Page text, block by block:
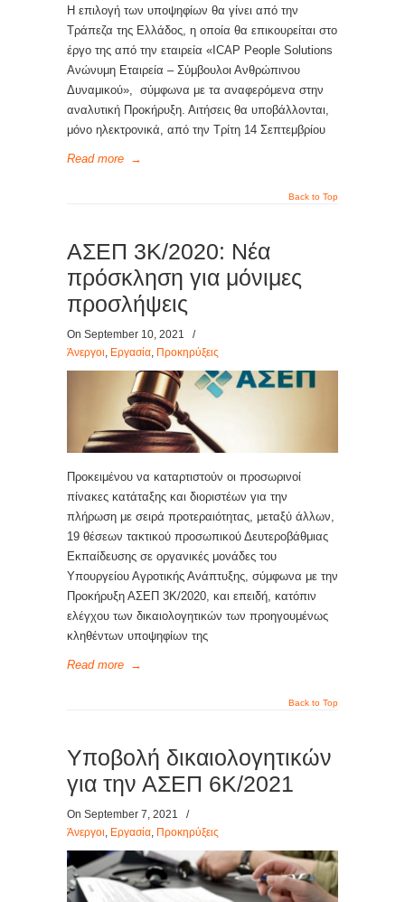
Η επιλογή των υποψηφίων θα γίνει από την
Τράπεζα της Ελλάδος, η οποία θα επικουρείται στο
έργο της από την εταιρεία «ICAP People Solutions
Ανώνυμη Εταιρεία – Σύμβουλοι Ανθρώπινου
Δυναμικού», σύμφωνα με τα αναφερόμενα στην
αναλυτική Προκήρυξη. Αιτήσεις θα υποβάλλονται,
μόνο ηλεκτρονικά, από την Τρίτη 14 Σεπτεμβρίου
Read more →
Back to Top
ΑΣΕΠ 3Κ/2020: Νέα
πρόσκληση για μόνιμες
προσλήψεις
On September 10, 2021
/
Άνεργοι, Εργασία, Προκηρύξεις
Προκειμένου να καταρτιστούν οι προσωρινοί
πίνακες κατάταξης και διοριστέων για την
πλήρωση με σειρά προτεραιότητας, μεταξύ άλλων,
19 θέσεων τακτικού προσωπικού Δευτεροβάθμιας
Εκπαίδευσης σε οργανικές μονάδες του
Υπουργείου Αγροτικής Ανάπτυξης, σύμφωνα με την
Προκήρυξη ΑΣΕΠ 3Κ/2020, και επειδή, κατόπιν
ελέγχου των δικαιολογητικών των προηγουμένως
κληθέντων υποψηφίων της
Read more →
Back to Top
Yποβολή δικαιολογητικών
για την ΑΣΕΠ 6Κ/2021
On September 7, 2021
/
Άνεργοι, Εργασία, Προκηρύξεις